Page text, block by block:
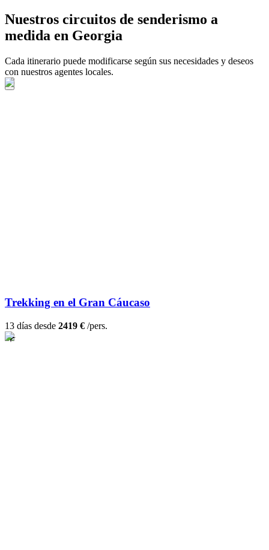
Nuestros circuitos de senderismo a
medida en Georgia
Cada itinerario puede modificarse según sus necesidades y deseos
con nuestros agentes locales.
Trekking en el Gran Cáucaso
13 días desde 2419 € /pers.